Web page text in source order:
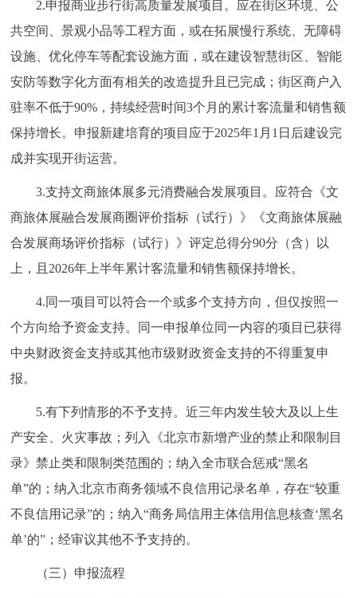
回到顶部
2.申报商业步行街高质量发展项目。应在街区环境、公
共空间、景观小品等工程方面，或在拓展慢行系统、无障碍
设施、优化停车等配套设施方面，或在建设智慧街区、智能
安防等数字化方面有相关的改造提升且已完成；街区商户入
驻率不低于90%，持续经营时间3个月的累计客流量和销售额
保持增长。申报新建培育的项目应于2025年1月1日后建设完
成并实现开街运营。
3.支持文商旅体展多元消费融合发展项目。应符合《文
商旅体展融合发展商圈评价指标（试行）》《文商旅体展融
合发展商场评价指标（试行）》评定总得分90分（含）以
上，且2026年上半年累计客流量和销售额保持增长。
4.同一项目可以符合一个或多个支持方向，但仅按照一
个方向给予资金支持。同一申报单位同一内容的项目已获得
中央财政资金支持或其他市级财政资金支持的不得重复申
报。
5.有下列情形的不予支持。近三年内发生较大及以上生
产安全、火灾事故；列入《北京市新增产业的禁止和限制目
录》禁止类和限制类范围的；纳入全市联合惩戒“黑名
单”的；纳入北京市商务领域不良信用记录名单，存在“较重
不良信用记录”的；纳入“商务局信用主体信用信息核查‘黑名
单’的”；经审议其他不予支持的。
（三）申报流程